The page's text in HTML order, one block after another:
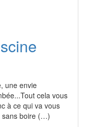
une envie
cela vous
à ce qui va vous
sans boire (…)